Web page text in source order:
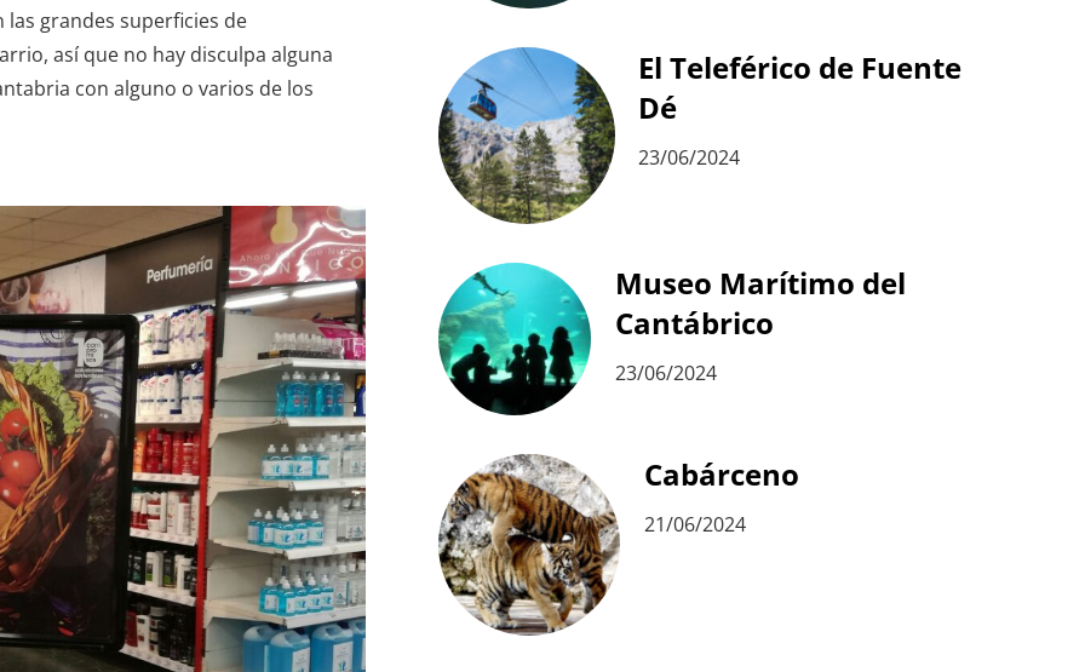
grandes superficies de
así que no hay disculpa alguna
con alguno o varios de los
El Teleférico de Fuente
Dé
23/06/2024
Museo Marítimo del
Cantábrico
23/06/2024
Cabárceno
21/06/2024